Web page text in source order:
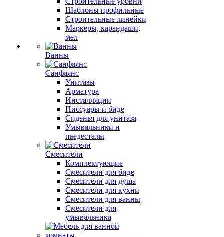
Шаблоны профильные
Строительные линейки
Маркеры, карандаши,
мел
Ванны
Санфаянс
Унитазы
Арматура
Инсталляции
Писсуары и биде
Сиденья для унитаза
Умывальники и
пьедесталы
Смесители
Комплектующие
Смесители для биде
Смесители для душа
Смесители для кухни
Смесители для ванны
Смесители для
умывальника